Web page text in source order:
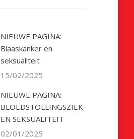
NIEUWE PAGINA:
Blaaskanker en
seksualiteit
15/02/2025
NIEUWE PAGINA:
BLOEDSTOLLINGSZIEKTE
EN SEKSUALITEIT
02/01/2025